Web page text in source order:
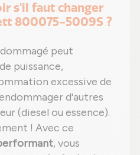
s'il faut changer
800075-5009S ?
peut
puissance,
excessive de
d'autres
(diesel ou essence).
! Avec ce
, vous